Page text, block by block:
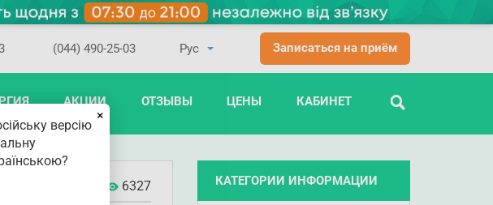
ПОИСК
(044) 490-25-03 Записаться на приём
АКЦИИ ОТЗЫВЫ ЦЕНЫ КАБИНЕТ
6327
детям? КАТЕГОРИИ ИНФОРМАЦИИ
×
версію